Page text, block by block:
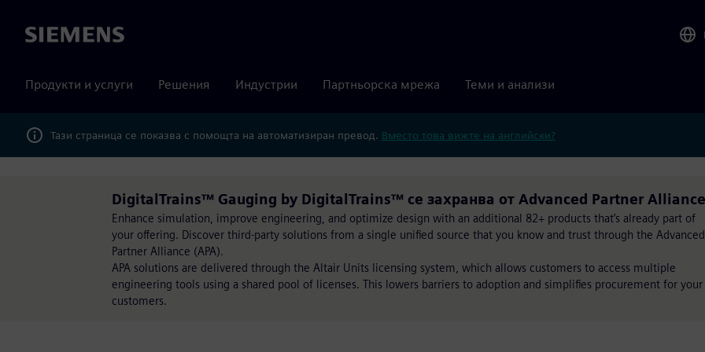
Siemens
Продукти и услуги Решения Индустрии Партньорска мрежа Теми и анализи
Тази страница се показва с помощта на автоматизиран превод. Вместо това вижте на английски?
DigitalTrains™ Gauging by DigitalTrains™ се захранва от Advanced Partner Alliance
Enhance simulation, improve engineering, and optimize design with an additional 82+ products that’s already part of
your offering. Discover third-party solutions from a single unified source that you know and trust through the Advanced
Partner Alliance (APA).
APA solutions are delivered through the Altair Units licensing system, which allows customers to access multiple
engineering tools using a shared pool of licenses. This lowers barriers to adoption and simplifies procurement for your
customers.